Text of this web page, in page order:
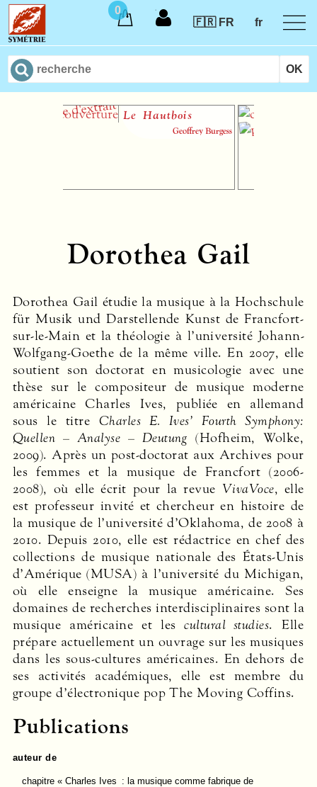
0
🇫🇷 FR
fr
Le Hautbois
Geoffrey Burgess
Dorothea Gail
Dorothea Gail étudie la musique à la Hochschule
für Musik und Darstellende Kunst de Francfort-
sur-le-Main et la théologie à l’université Johann-
Wolfgang-Goethe de la même ville. En 2007, elle
soutient son doctorat en musicologie avec une
thèse sur le compositeur de musique moderne
américaine Charles Ives, publiée en allemand
sous le titre Charles E. Ives’ Fourth Symphony:
Quellen – Analyse – Deutung (Hofheim, Wolke,
2009). Après un post-doctorat aux Archives pour
les femmes et la musique de Francfort (2006-
2008), où elle écrit pour la revue VivaVoce, elle
est professeur invité et chercheur en histoire de
la musique de l’université d’Oklahoma, de 2008 à
2010. Depuis 2010, elle est rédactrice en chef des
collections de musique nationale des États-Unis
d’Amérique (MUSA) à l’université du Michigan,
où elle enseigne la musique américaine. Ses
domaines de recherches interdisciplinaires sont la
musique américaine et lescultural studies. Elle
prépare actuellement un ouvrage sur les musiques
dans les sous-cultures américaines. En dehors de
ses activités académiques, elle est membre du
groupe d’électronique pop The Moving Coffins.
Publications
auteur de
chapitre« Charles Ives : la musique comme fabrique de